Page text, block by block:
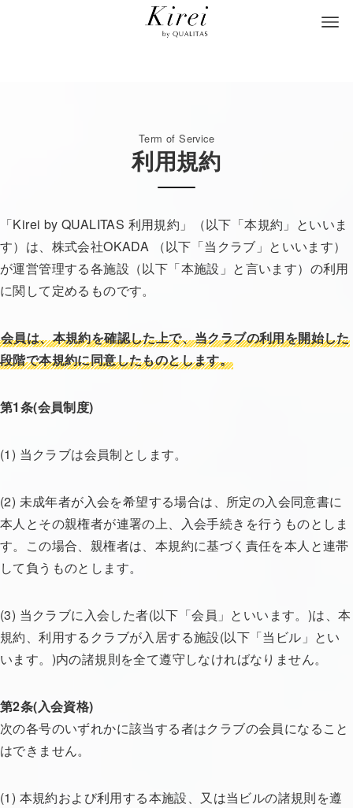
Term of Service
利用規約
「Kirei by QUALITAS 利用規約」（以下「本規約」といいま
す）は、株式会社OKADA （以下「当クラブ」といいます）
が運営管理する各施設（以下「本施設」と言います）の利用
に関して定めるものです。
会員は、本規約を確認した上で、当クラブの利用を開始した
段階で本規約に同意したものとします。
第1条(会員制度)
(1) 当クラブは会員制とします。
(2) 未成年者が入会を希望する場合は、所定の入会同意書に
本人とその親権者が連署の上、入会手続きを行うものとしま
す。この場合、親権者は、本規約に基づく責任を本人と連帯
して負うものとします。
(3) 当クラブに入会した者(以下「会員」といいます。)は、本
規約、利用するクラブが入居する施設(以下「当ビル」とい
います。)内の諸規則を全て遵守しなければなりません。
第2条(入会資格)
次の各号のいずれかに該当する者はクラブの会員になること
はできません。
(1) 本規約および利用する本施設、又は当ビルの諸規則を遵